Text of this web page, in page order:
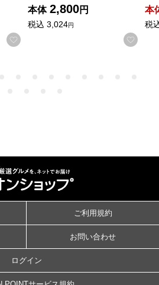
お気に入りに登録する
本体 2,800円
税込 3,024円
お気
本
税
ご利用規約
お問い合わせ
ログイン